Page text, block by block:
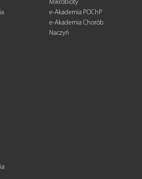
Mikrobioty
e-Akademia POChP
e-Akademia Chorób
Naczyń